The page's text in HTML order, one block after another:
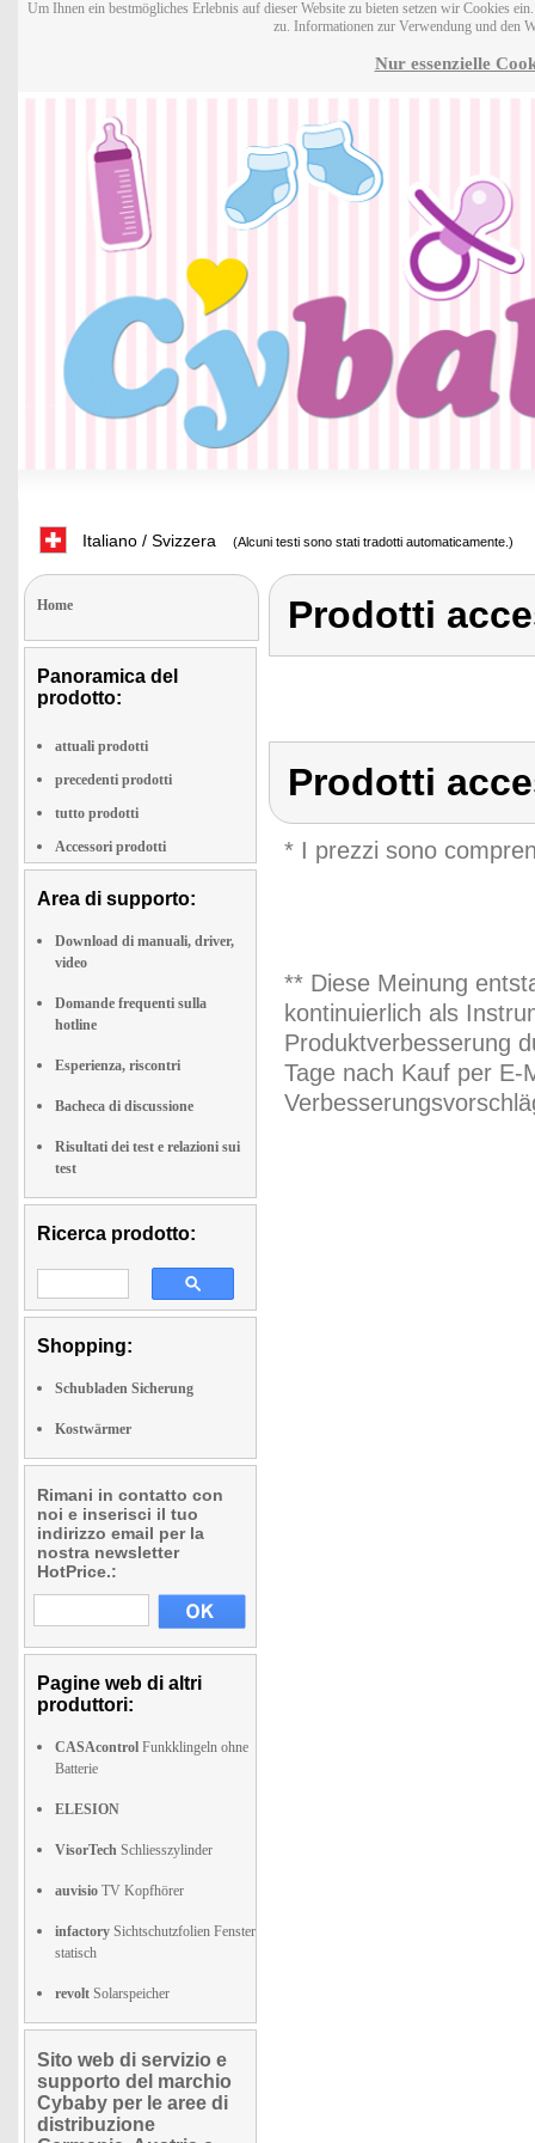
Um Ihnen ein bestmögliches Erlebnis auf dieser Website zu bieten setzen wir Cookies
zu. Informationen zur Verwendung und den
Nur essenzielle
Italiano / Svizzera (Alcuni testi sono stati tradotti automaticamente.)
Home
Panoramica del
prodotto:
attuali prodotti
precedenti prodotti
tutto prodotti
Accessori prodotti
Area di supporto:
Download di manuali, driver,
video
Domande frequenti sulla
hotline
Esperienza, riscontri
Bacheca di discussione
Risultati dei test e relazioni sui
test
Ricerca prodotto:
Shopping:
Schubladen Sicherung
Kostwärmer
Rimani in contatto con
noi e inserisci il tuo
indirizzo email per la
nostra newsletter
HotPrice.:
Pagine web di altri
produttori:
CASAcontrol Funkklingeln ohne
Batterie
ELESION
VisorTech Schliesszylinder
auvisio TV Kopfhörer
infactory Sichtschutzfolien Fenster
statisch
revolt Solarspeicher
Sito web di servizio e
supporto del marchio
Cybaby per le aree di
distribuzione
Prodotti
Prodotti
* I prezzi sono
** Diese Meinung
kontinuierlich als
Produktverbesserung
Tage nach Kauf per E-